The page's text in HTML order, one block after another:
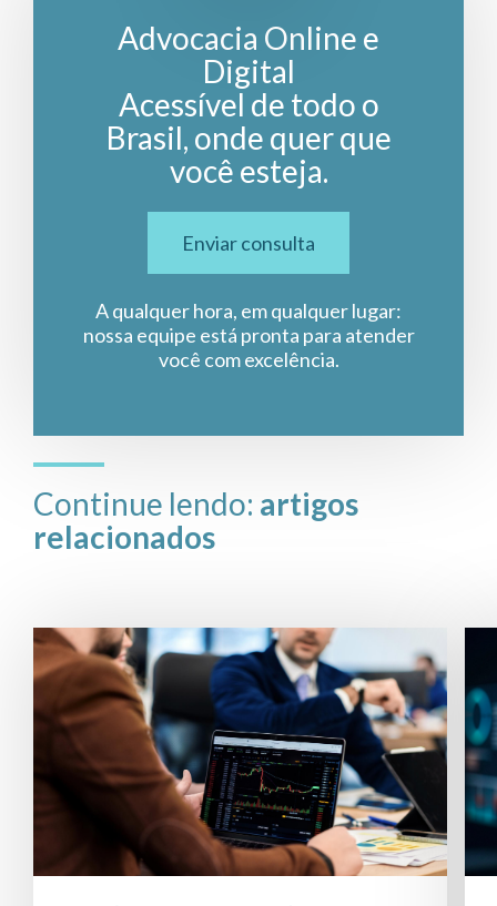
Advocacia Online e
Digital
Acessível de todo o
Brasil, onde quer que
você esteja.
Enviar consulta
A qualquer hora, em qualquer lugar:
nossa equipe está pronta para atender
você com excelência.
Continue lendo: artigos
relacionados